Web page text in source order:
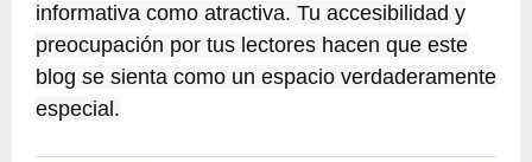
informativa como atractiva. Tu accesibilidad y
preocupación por tus lectores hacen que este
blog se sienta como un espacio verdaderamente
especial.